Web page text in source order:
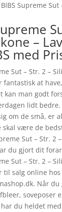
Supreme Sut
–
med
Sut – Str. 2 –
fantastisk at
kan man godt
lidt bedre.
om de små, er
skal være de
Sut – Str. 2
du gjort dit
Sut – Str. 2 –
til salg online
Når du
soveposer
du heldet